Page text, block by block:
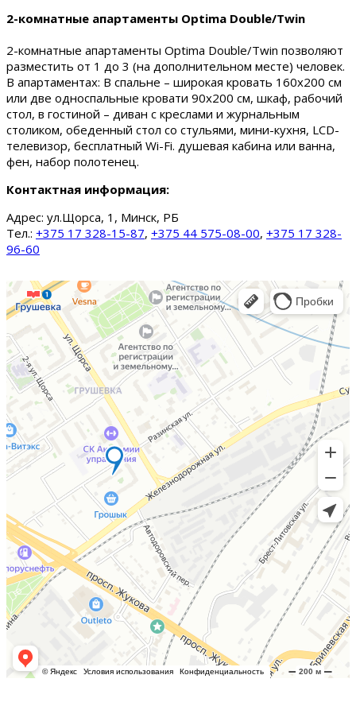
2-комнатные апартаменты Optima Double/Twin
2-комнатные апартаменты Optima Double/Twin позволяют
разместить от 1 до 3 (на дополнительном месте) человек.
В апартаментах: В спальне – широкая кровать 160х200 см
или две односпальные кровати 90х200 см, шкаф, рабочий
стол, в гостиной – диван с креслами и журнальным
столиком, обеденный стол со стульями, мини-кухня, LCD-
телевизор, бесплатный Wi-Fi. душевая кабина или ванна,
фен, набор полотенец.
Контактная информация:
Адрес: ул.Щорса, 1, Минск, РБ
Тел.: +375 17 328-15-87, +375 44 575-08-00, +375 17 328-
96-60